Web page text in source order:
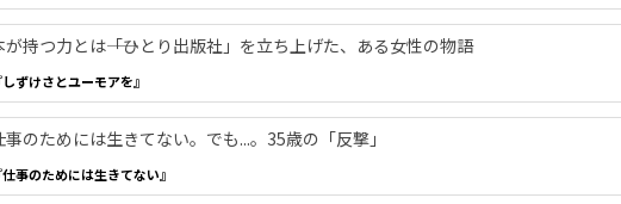
が持つ力とは――「ひとり出版社」を立ち上げた、ある女性の物語
しずけさとユーモアを』
事のためには生きてない。でも...。35歳の「反撃」
仕事のためには生きてない』